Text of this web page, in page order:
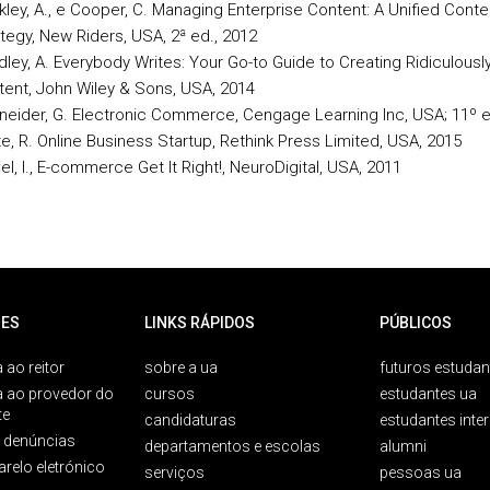
A., e Cooper, C. Managing Enterprise Content: A Unified
New Riders, USA, 2ª ed., 2012
A. Everybody Writes: Your Go-to Guide to Creating
John Wiley & Sons, USA, 2014
G. Electronic Commerce, Cengage Learning Inc, USA; 11º
R. Online Business Startup, Rethink Press Limited, USA, 2015
I., E-commerce Get It Right!, NeuroDigital, USA, 2011
ao reitor
ao provedor do
denúncias
eletrónico
LINKS RÁPIDOS
sobre a ua
cursos
candidaturas
departamentos e escolas
serviços
PÚBLICOS
futuros
estudantes ua
estudantes
alumni
pessoas ua